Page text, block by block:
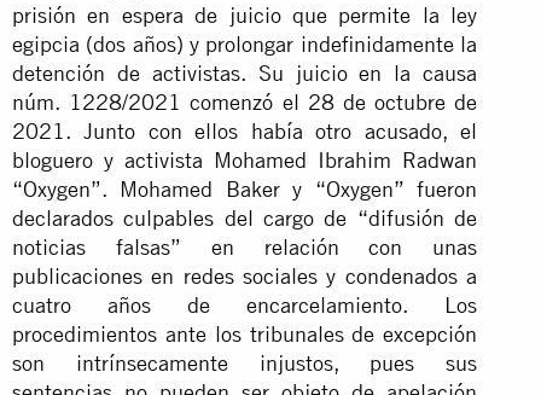
prisión en espera de juicio que permite la ley
egipcia (dos años) y prolongar indefinidamente la
detención de activistas. Su juicio en la causa
núm. 1228/2021 comenzó el 28 de octubre de
2021. Junto con ellos había otro acusado, el
bloguero y activista Mohamed Ibrahim Radwan
“Oxygen”. Mohamed Baker y “Oxygen” fueron
declarados culpables del cargo de “difusión de
noticias falsas” en relación con unas
publicaciones en redes sociales y condenados a
cuatro años de encarcelamiento. Los
procedimientos ante los tribunales de excepción
son intrínsecamente injustos, pues sus